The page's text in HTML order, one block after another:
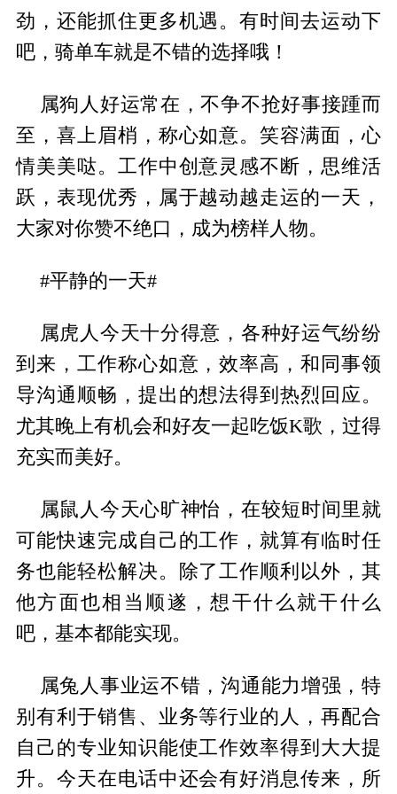
劲，还能抓住更多机遇。有时间去运动下
吧，骑单车就是不错的选择哦！
属狗人好运常在，不争不抢好事接踵而
至，喜上眉梢，称心如意。笑容满面，心
情美美哒。工作中创意灵感不断，思维活
跃，表现优秀，属于越动越走运的一天，
大家对你赞不绝口，成为榜样人物。
#平静的一天#
属虎人今天十分得意，各种好运气纷纷
到来，工作称心如意，效率高，和同事领
导沟通顺畅，提出的想法得到热烈回应。
尤其晚上有机会和好友一起吃饭K歌，过得
充实而美好。
属鼠人今天心旷神怡，在较短时间里就
可能快速完成自己的工作，就算有临时任
务也能轻松解决。除了工作顺利以外，其
他方面也相当顺遂，想干什么就干什么
吧，基本都能实现。
属兔人事业运不错，沟通能力增强，特
别有利于销售、业务等行业的人，再配合
自己的专业知识能使工作效率得到大大提
升。今天在电话中还会有好消息传来，所